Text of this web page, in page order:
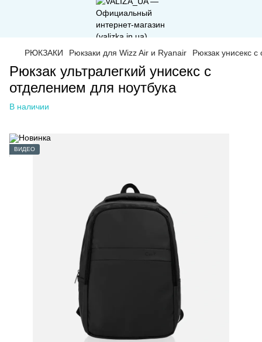
РЮКЗАКИ Рюкзаки для Wizz Air и Ryanair Рюкзак унисекс
Рюкзак ультралегкий унисекс с
отделением для ноутбука
В наличии
ВИДЕО